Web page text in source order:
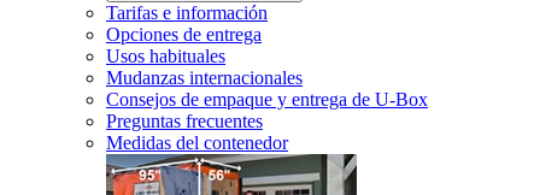
Tarifas e información
Opciones de entrega
Usos habituales
Mudanzas internacionales
Consejos de empaque y entrega de U-Box
Preguntas frecuentes
Medidas del contenedor